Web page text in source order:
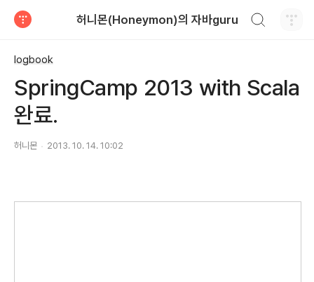
허니몬(Honeymon)의 자바guru
logbook
SpringCamp 2013 with Scala
완료.
허니몬 2013. 10. 14. 10:02